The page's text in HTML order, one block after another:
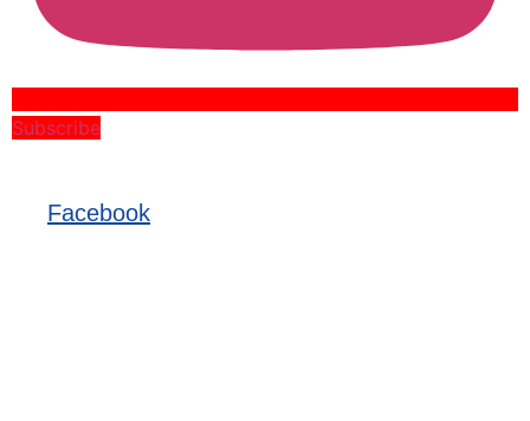
Subscribe
Facebook